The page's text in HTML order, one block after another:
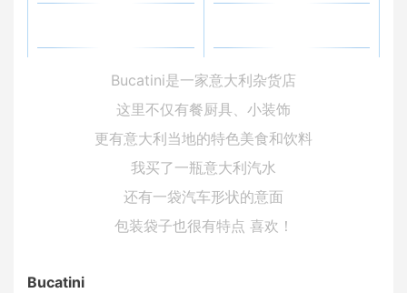
Bucatini是一家意大利杂货店
这里不仅有餐厨具、小装饰
更有意大利当地的特色美食和饮料
我买了一瓶意大利汽水
还有一袋汽车形状的意面
包装袋子也很有特点 喜欢！
Bucatini